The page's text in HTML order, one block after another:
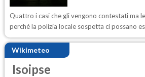
Quattro i casi che gli vengono contestati ma
perché la polizia locale sospetta ci possano
Wikimeteo
Isoipse